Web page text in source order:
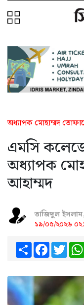
অধ্যাপক মোহাম্মদ
এমসি
অধ্যাপক
আহাম্মদ
তাজিদুল ইসলাম,
১৯/০৫/২০২৬
ShareFacebook